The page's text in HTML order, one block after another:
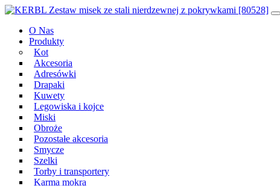
Przeskocz
treści
Main
Navigation
O Nas
Produkty
Kot
Akcesoria
Adresówki
Drapaki
Kuwety
Legowiska i kojce
Miski
Obroże
Pozostałe akcesoria
Smycze
Szelki
Torby i transportery
Karma mokra